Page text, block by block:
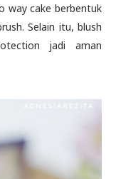
way cake berbentuk
Selain itu, blush
jadi aman